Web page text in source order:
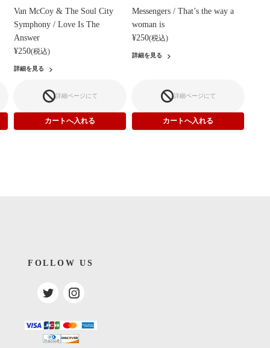
Van McCoy & The Soul City
Symphony / Love Is The
Answer
¥250(税込)
詳細を見る
詳細ページにて
Messengers / That’s the way a
woman is
¥250(税込)
詳細を見る
詳細ページにて
FOLLOW US